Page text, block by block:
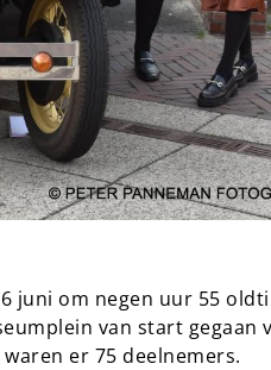
juni om negen uur 55
van start gegaan
er 75 deelnemers.